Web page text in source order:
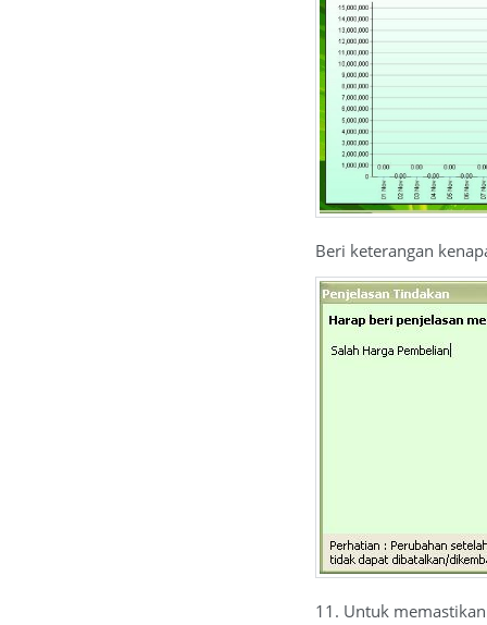
Beri keterangan
11. Untuk